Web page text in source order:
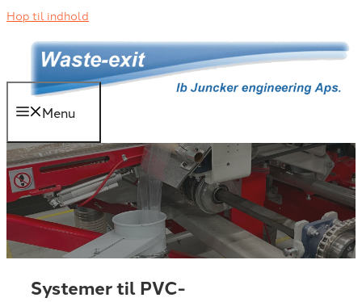
Hop til indhold
Menu
Systemer til PVC-